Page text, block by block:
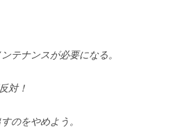
テナンスが必要になる。
対！
のをやめよう。